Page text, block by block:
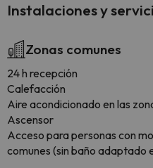
Instalaciones y
Zonas comunes
24 h recepción
Calefacción
Aire acondicionado en las
Ascensor
Acceso para personas con
comunes (sin baño adaptado